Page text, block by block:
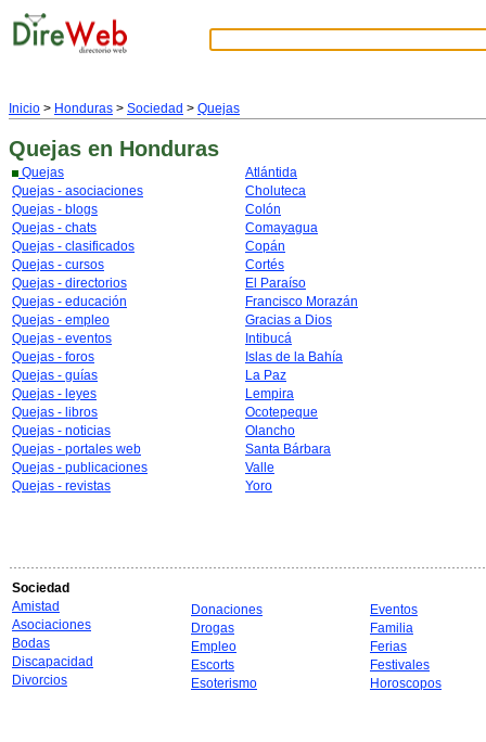
Inicio > Honduras > Sociedad > Quejas
Quejas en Honduras
Quejas
Quejas - asociaciones
Quejas - blogs
Quejas - chats
Quejas - clasificados
Quejas - cursos
Quejas - directorios
Quejas - educación
Quejas - empleo
Quejas - eventos
Quejas - foros
Quejas - guías
Quejas - leyes
Quejas - libros
Quejas - noticias
Quejas - portales web
Quejas - publicaciones
Quejas - revistas
Atlántida
Choluteca
Colón
Comayagua
Copán
Cortés
El Paraíso
Francisco Morazán
Gracias a Dios
Intibucá
Islas de la Bahía
La Paz
Lempira
Ocotepeque
Olancho
Santa Bárbara
Valle
Yoro
Sociedad
Amistad
Asociaciones
Bodas
Discapacidad
Divorcios
Donaciones
Drogas
Empleo
Escorts
Esoterismo
Eventos
Familia
Ferias
Festivales
Horoscopos